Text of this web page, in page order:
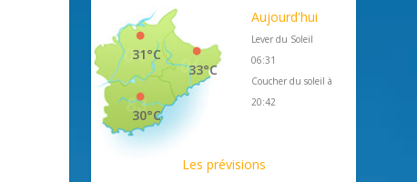
33°C
31°C
30°C
Aujourd'hui
Lever du Soleil
06:31
Coucher du soleil à
20:42
Les prévisions